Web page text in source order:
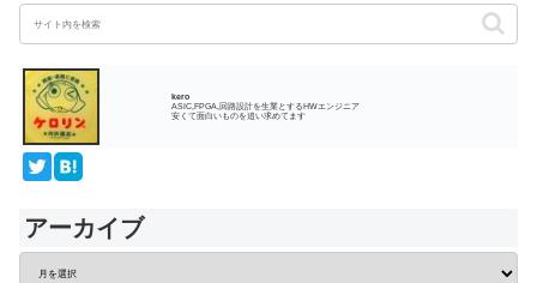
kero
ASIC,FPGA,回路設計を生業とするHWエンジニア
安くて面白いものを追い求めてます
アーカイブ